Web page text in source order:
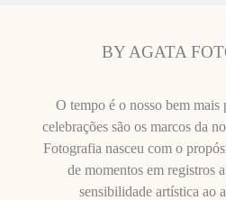
BY AGATA
O tempo é o nosso bem mais
celebrações são os marcos da
Fotografia nasceu com o
de momentos em registros
sensibilidade artística ao